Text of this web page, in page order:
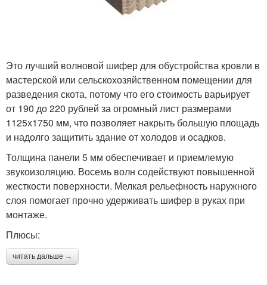
Это лучший волновой шифер для обустройства кровли в
мастерской или сельскохозяйственном помещении для
разведения скота, потому что его стоимость варьирует
от 190 до 220 рублей за огромный лист размерами
1125х1750 мм, что позволяет накрыть большую площадь
и надолго защитить здание от холодов и осадков.
Толщина панели 5 мм обеспечивает и приемлемую
звукоизоляцию. Восемь волн содействуют повышенной
жесткости поверхности. Мелкая рельефность наружного
слоя помогает прочно удерживать шифер в руках при
монтаже.
Плюсы:
читать дальше →